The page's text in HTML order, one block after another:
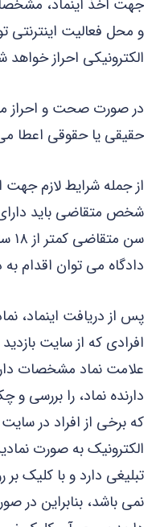
جهت اخذ اینماد،
و محل فعالیت اینترنتی
الکترونیکی احراز خواهد
در صورت صحت و احراز
حقیقی یا حقوقی اعطا
از جمله شرایط لازم
دادگاه می توان اقدام به
پس از دریافت اینماد،
افرادی که از سایت
علامت نماد مشخصات
دارنده نماد، را بررسی
که برخی از افراد در
الکترونیک به صورت
تبلیغی دارد و با کلیک
نمی باشد، بنابراین در